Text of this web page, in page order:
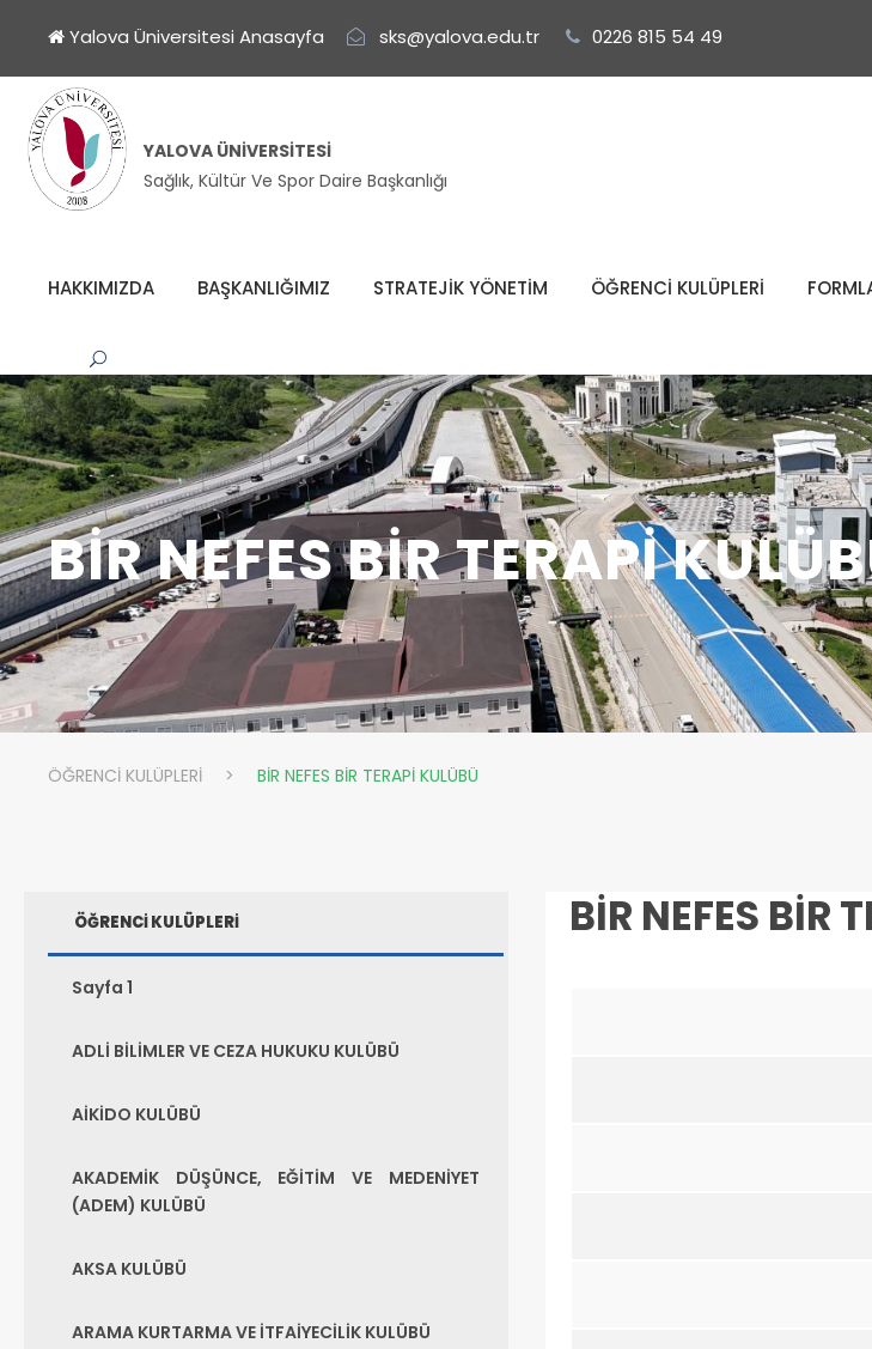
Yalova Üniversitesi Anasayfa sks@yalova.edu.tr 0226 815 54 49
YALOVA ÜNIVERSITESI
Sağlık, Kültür Ve Spor Daire Başkanlığı
HAKKIMIZDA BAŞKANLIĞIMIZ STRATEJİK YÖNETİM ÖĞRENCİ KULÜPLERİ
BİR NEFES BİR TERAPİ
ÖĞRENCİ KULÜPLERİ > BİR NEFES BİR TERAPİ KULÜBÜ
BİR NEFES BİR
ÖĞRENCİ KULÜPLERİ
Sayfa 1
ADLİ BİLİMLER VE CEZA HUKUKU KULÜBÜ
AİKİDO KULÜBÜ
AKADEMİK DÜŞÜNCE, EĞİTİM VE MEDENİYET
(ADEM) KULÜBÜ
AKSA KULÜBÜ
ARAMA KURTARMA VE İTFAİYECİLİK KULÜBÜ